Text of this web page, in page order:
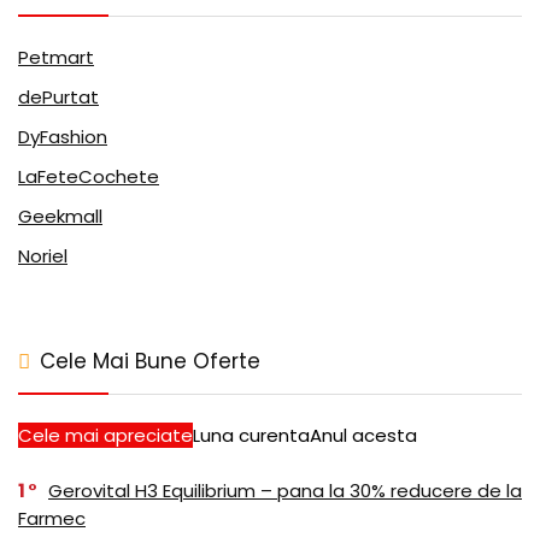
Petmart
dePurtat
DyFashion
LaFeteCochete
Geekmall
Noriel
Cele Mai Bune Oferte
Cele mai apreciateLuna curentaAnul acesta
1
Gerovital H3 Equilibrium – pana la 30% reducere de la
Farmec